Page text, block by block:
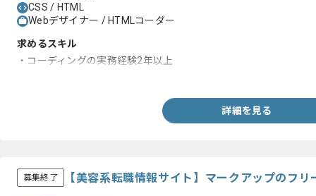
CSS / HTML
Webデザイナー / HTMLコーダー
求めるスキル
・コーディングの実務経験2年以上
詳細を見る
募集終了 【美容系転職情報サイト】マークアップのフ